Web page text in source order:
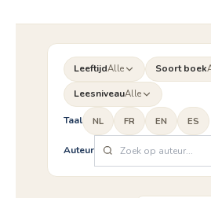
LeeftijdAlle Soort boek
LeesniveauAlle
Taal NL FR EN ES
Auteur